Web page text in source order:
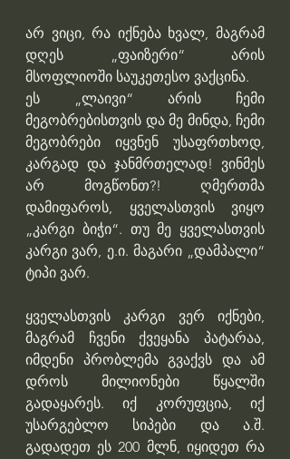
არ ვიცი, რა იქნება ხვალ, მაგრამ
დღეს „ფაიზერი“ არის
მსოფლიოში საუკეთესო ვაქცინა.
ეს „ლაივი“ არის ჩემი
მეგობრებისთვის და მე მინდა, ჩემი
მეგობრები იყვნენ უსაფრთხოდ,
კარგად და ჯანმრთელად! ვინმეს
არ მოგწონთ?! ღმერთმა
დამიფაროს, ყველასთვის ვიყო
„კარგი ბიჭი“. თუ მე ყველასთვის
კარგი ვარ, ე.ი. მაგარი „დამპალი“
ტიპი ვარ.
ყველასთვის კარგი ვერ იქნები,
მაგრამ ჩვენი ქვეყანა პატარაა,
იმდენი პრობლემა გვაქვს და ამ
დროს მილიონები წყალში
გადაყარეს. იქ კორუფცია, იქ
უსარგებლო სიპები და ა.შ.
გადადეთ ეს 200 მლნ, იყიდეთ რა